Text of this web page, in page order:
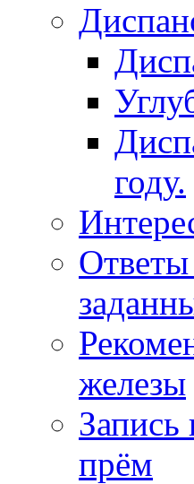
году.
железы
прём